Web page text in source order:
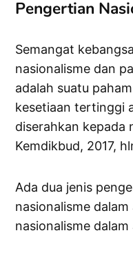
Pengertian
Semangat
nasionalisme dan
adalah suatu
kesetiaan tertinggi
diserahkan kepada
Kemdikbud, 2017,
Ada dua jenis
nasionalisme
nasionalisme dalam